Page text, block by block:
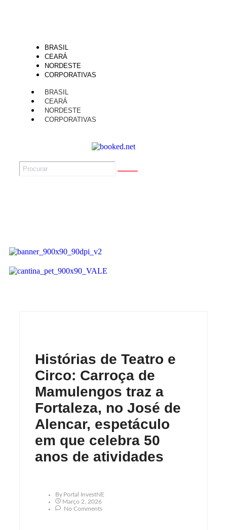
BRASIL
CEARÁ
NORDESTE
CORPORATIVAS
BRASIL
CEARÁ
NORDESTE
CORPORATIVAS
Histórias de Teatro e
Circo: Carroça de
Mamulengos traz a
Fortaleza, no José de
Alencar, espetáculo
em que celebra 50
anos de atividades
By Portal InvestNE
Março 2, 2026
No Comments